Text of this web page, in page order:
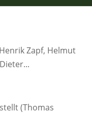
Zapf, Helmut
(Thomas